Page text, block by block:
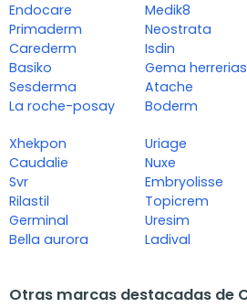
Endocare
Primaderm
Carederm
Basiko
Sesderma
La roche-posay
Medik8
Neostrata
Isdin
Gema herrerias
Atache
Boderm
Xhekpon
Caudalie
Svr
Rilastil
Germinal
Bella aurora
Uriage
Nuxe
Embryolisse
Topicrem
Uresim
Ladival
Otras marcas destacadas de